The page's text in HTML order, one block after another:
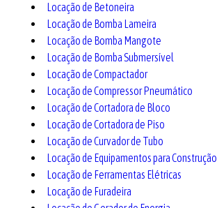
Locação de Betoneira
Locação de Bomba Lameira
Locação de Bomba Mangote
Locação de Bomba Submersível
Locação de Compactador
Locação de Compressor Pneumático
Locação de Cortadora de Bloco
Locação de Cortadora de Piso
Locação de Curvador de Tubo
Locação de Equipamentos para Construção
Locação de Ferramentas Elétricas
Locação de Furadeira